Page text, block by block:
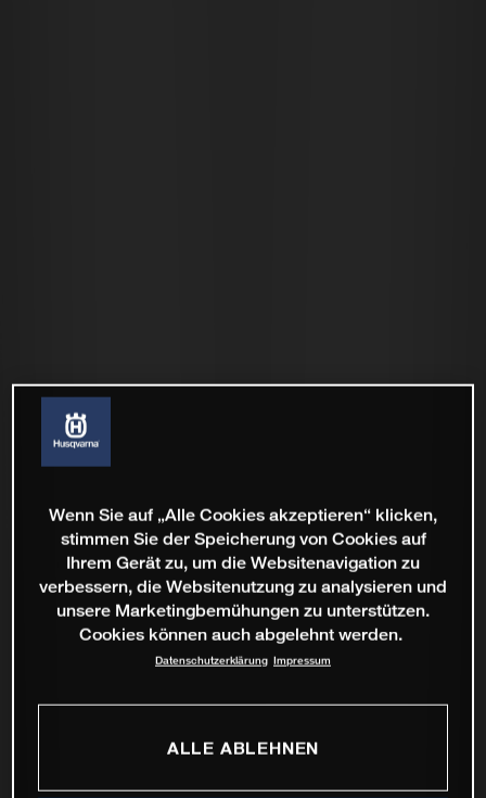
Wenn Sie auf „Alle Cookies akzeptieren“ klicken,
stimmen Sie der Speicherung von Cookies auf
Ihrem Gerät zu, um die Websitenavigation zu
verbessern, die Websitenutzung zu analysieren und
unsere Marketingbemühungen zu unterstützen.
Cookies können auch abgelehnt werden.
Datenschutzerklärung Impressum
ALLE ABLEHNEN